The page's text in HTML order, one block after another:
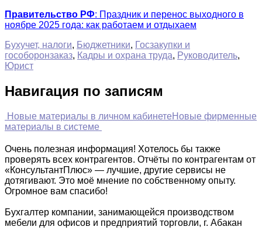
Правительство РФ: Праздник и перенос выходного в
ноябре 2025 года: как работаем и отдыхаем
Бухучет, налоги, Бюджетники, Госзакупки и
гособоронзаказ, Кадры и охрана труда, Руководитель,
Юрист
Навигация по записям
Новые материалы в личном кабинетеНовые фирменные
материалы в системе
Очень полезная информация! Хотелось бы также
проверять всех контрагентов. Отчёты по контрагентам от
«КонсультантПлюс» — лучшие, другие сервисы не
дотягивают. Это моё мнение по собственному опыту.
Огромное вам спасибо!
Бухгалтер компании, занимающейся производством
мебели для офисов и предприятий торговли, г. Абакан